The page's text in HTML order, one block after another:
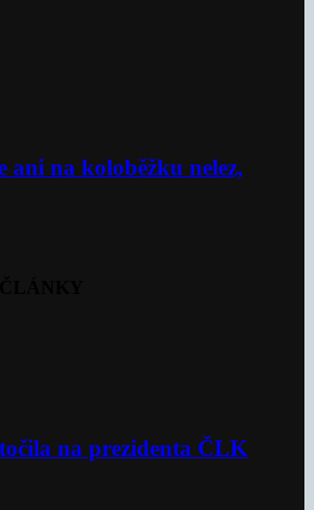
ani na koloběžku nelez,
na prezidenta ČLK